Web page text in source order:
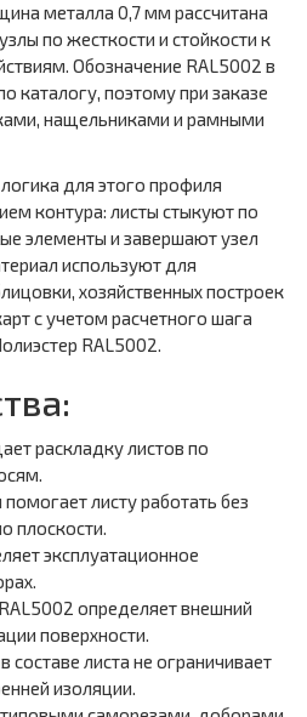
металла 0,7 мм рассчитана
по жесткости и стойкости к
Обозначение RAL5002 в
каталогу, поэтому при заказе
нащельниками и рамными
для этого профиля
контура: листы стыкуют по
элементы и завершают узел
используют для
хозяйственных построек
с учетом расчетного шага
RAL5002.
раскладку листов по
листу работать без
плоскости.
эксплуатационное
определяет внешний
поверхности.
составе листа не ограничивает
изоляции.